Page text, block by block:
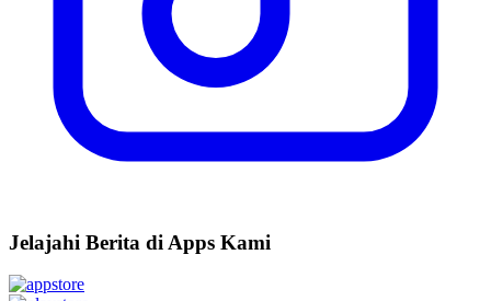
Jelajahi Berita di Apps Kami